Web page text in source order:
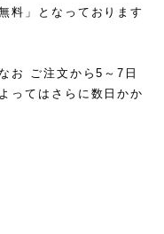
料」となっております
お ご注文から5～7日
ってはさらに数日かか